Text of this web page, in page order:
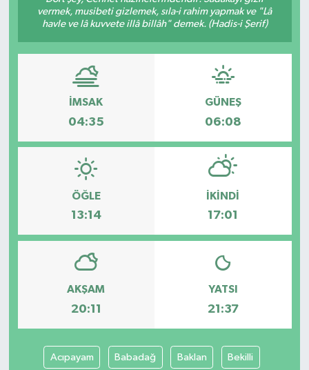
vermek, musibeti gizlemek, sıla-i rahim yapmak ve "Lâ
havle ve lâ kuvvete illâ billâh" demek. (Hadis-i Şerif)
İMSAK
04:35
GÜNEŞ
06:08
ÖĞLE
13:14
İKINDI
17:01
AKŞAM
20:11
YATSI
21:37
Acıpayam Babadağ Baklan Bekilli
KÜLTÜR&SANAT
SAĞLIK
SİYASET
SOSYAL YAŞAM
SPOR
ULUSAL HABERLER